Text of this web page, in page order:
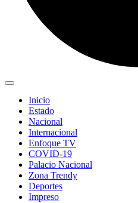
Inicio
Estado
Nacional
Internacional
Enfoque TV
COVID-19
Palacio Nacional
Zona Trendy
Deportes
Impreso